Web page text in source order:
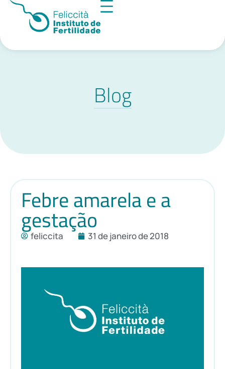
Blog
Febre amarela e a
gestação
feliccita 31 de janeiro de 2018